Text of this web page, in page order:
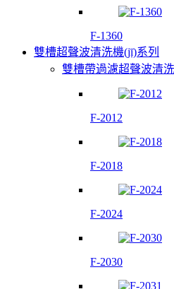
F-1360
雙槽超聲波清洗機(jī)系列
雙槽帶過濾超聲波清
F-2012
F-2018
F-2024
F-2030